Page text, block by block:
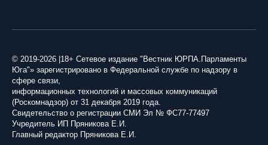
© 2019-2026 |18+ Сетевое издание "Вестник ЮРПА.Парламенты
Юга"» зарегистрировано в Федеральной службе по надзору в
сфере связи,
информационных технологий и массовых коммуникаций
(Роскомнадзор) от 31 декабря 2019 года.
Свидетельство о регистрации СМИ Эл № ФС77-77497
Учредитель ИП Пряникова Е.И.
Главный редактор Пряникова Е.И.